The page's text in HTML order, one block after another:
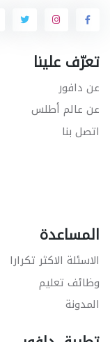
تعرّف علينا
عن دافور
عن عالم أطلس
اتصل بنا
المساعدة
الاسئلة الاكثر تكرارا
وظائف تعليم
المدونة